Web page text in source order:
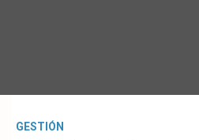
GESTIÓN